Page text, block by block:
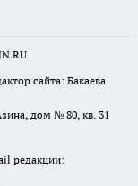
сайта: Бакаева
дом № 80, кв. 31
редакции: